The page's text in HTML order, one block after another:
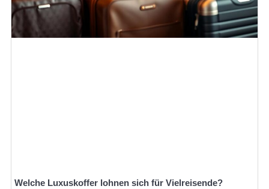
Welche Luxuskoffer lohnen sich für Vielreisende?